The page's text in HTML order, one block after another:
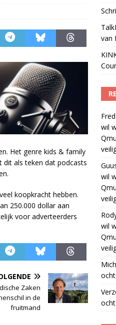
Het genre kids & family
dit als teken dat podcasts
koopkracht hebben.
250.000 dollar aan
voor adverteerders
Zaken
in de
fruitmand
van
Fred
wil
wil
wil